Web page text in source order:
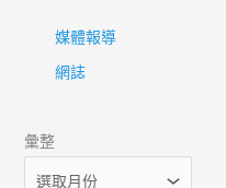
媒體報導
網誌
彙整